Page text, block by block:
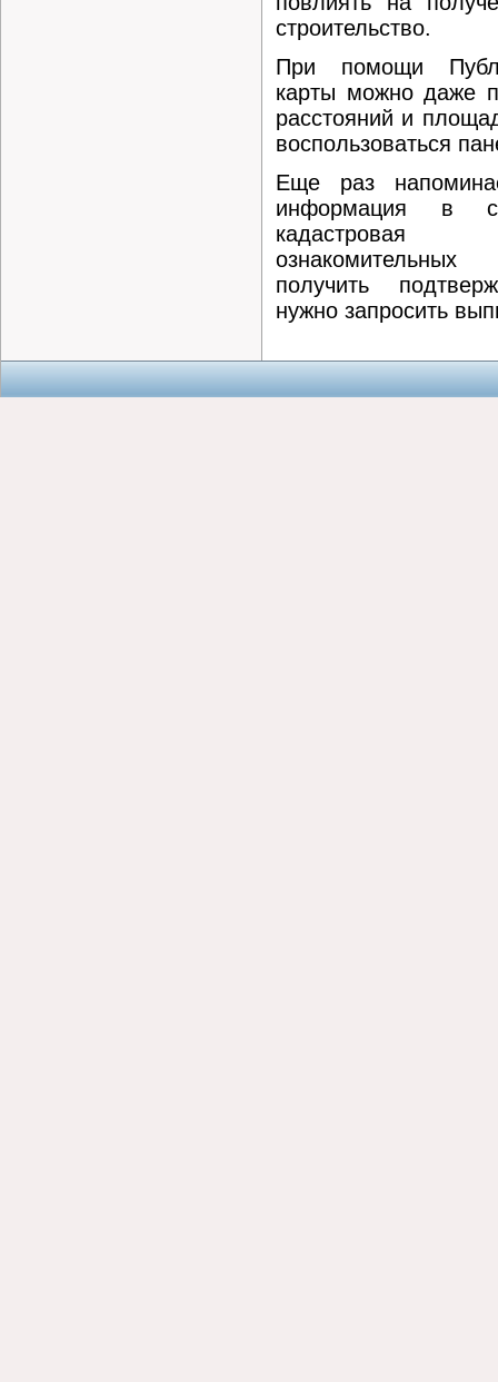
строительство.
При помощи
карты можно даже
расстояний и
воспользоваться
Еще раз
информация в
получить
нужно запросить